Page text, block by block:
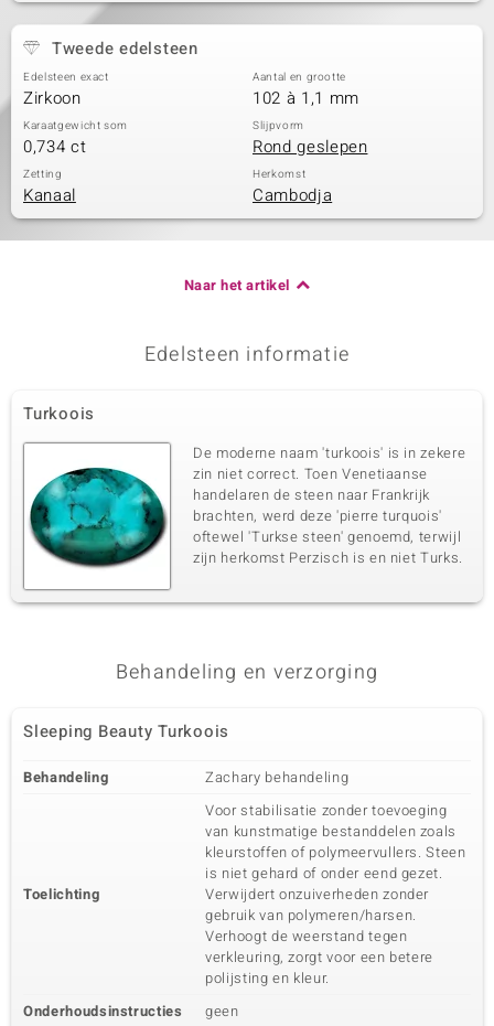
Tweede edelsteen
Edelsteen exact
Zirkoon
Aantal en grootte
102 à 1,1 mm
Karaatgewicht som
0,734 ct
Slijpvorm
Rond geslepen
Zetting
Kanaal
Herkomst
Cambodja
Naar het artikel
Edelsteen informatie
Turkoois
De moderne naam 'turkoois' is in zekere
zin niet correct. Toen Venetiaanse
handelaren de steen naar Frankrijk
brachten, werd deze 'pierre turquois'
oftewel 'Turkse steen' genoemd, terwijl
zijn herkomst Perzisch is en niet Turks.
Behandeling en verzorging
Sleeping Beauty Turkoois
Behandeling Zachary behandeling
Toelichting
Voor stabilisatie zonder toevoeging
van kunstmatige bestanddelen zoals
kleurstoffen of polymeervullers. Steen
is niet gehard of onder eend gezet.
Verwijdert onzuiverheden zonder
gebruik van polymeren/harsen.
Verhoogt de weerstand tegen
verkleuring, zorgt voor een betere
polijsting en kleur.
Onderhoudsinstructies
geen